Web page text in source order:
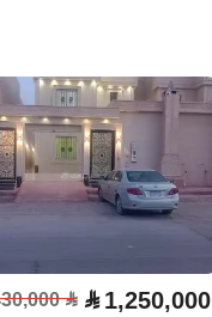
⃁1,250,000
⃁